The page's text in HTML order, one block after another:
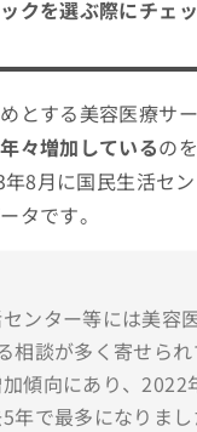
クを選ぶ際にチェ
とする美容医療サ
年々増加しているの
8月に国民生活セ
タです。
ンター等には美容
相談が多く寄せら
傾向にあり、2022
年で最多になりまし